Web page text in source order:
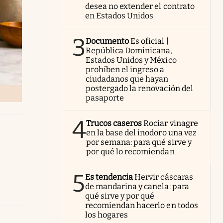
desea no extender el contrato
en Estados Unidos
3DocumentoEs oficial |
República Dominicana,
Estados Unidos y México
prohíben el ingreso a
ciudadanos que hayan
postergado la renovación del
pasaporte
4Trucos caserosRociar vinagre
en la base del inodoro una vez
por semana: para qué sirve y
por qué lo recomiendan
5Es tendenciaHervir cáscaras
de mandarina y canela: para
qué sirve y por qué
recomiendan hacerlo en todos
los hogares